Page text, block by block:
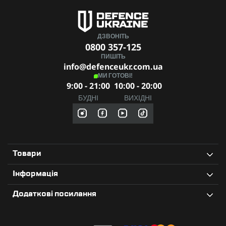
ДЗВОНІТЬ
0800 357-125
ПИШІТЬ
info@defenceukr.com.ua
МИ ГОТОВІ!
9:00 - 21:00
БУДНІ
10:00 - 20:00
ВИХІДНІ
Товари
Інформація
Додаткові посилання